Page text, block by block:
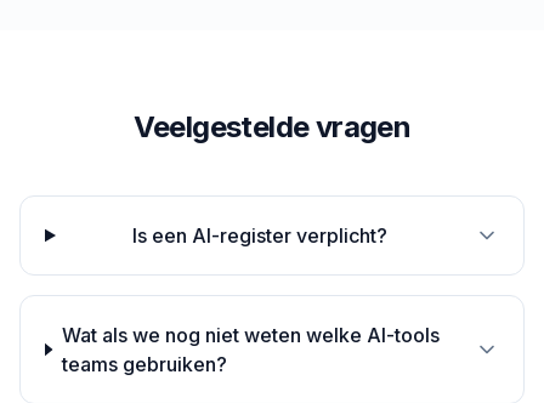
Veelgestelde vragen
Is een AI-register verplicht?
Wat als we nog niet weten welke AI-tools
teams gebruiken?